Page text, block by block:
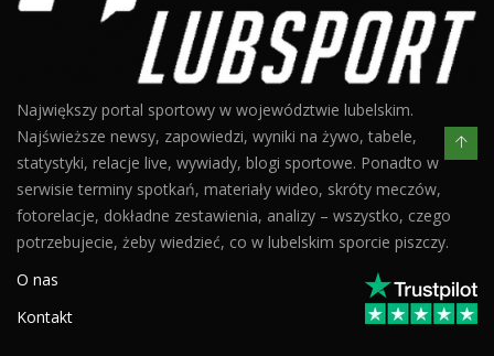
Największy portal sportowy w województwie lubelskim.
Najświeższe newsy, zapowiedzi, wyniki na żywo, tabele,
statystyki, relacje live, wywiady, blogi sportowe. Ponadto w
serwisie terminy spotkań, materiały wideo, skróty meczów,
fotorelacje, dokładne zestawienia, analizy – wszystko, czego
potrzebujecie, żeby wiedzieć, co w lubelskim sporcie piszczy.
O nas
Kontakt